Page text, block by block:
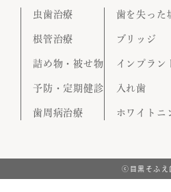
虫歯治療
根管治療
詰め物・被せ物
予防・定期健診
歯周病治療
歯を失った
ブリッジ
インプラン
入れ歯
ホワイトニ
ⓒ目黒そふえ